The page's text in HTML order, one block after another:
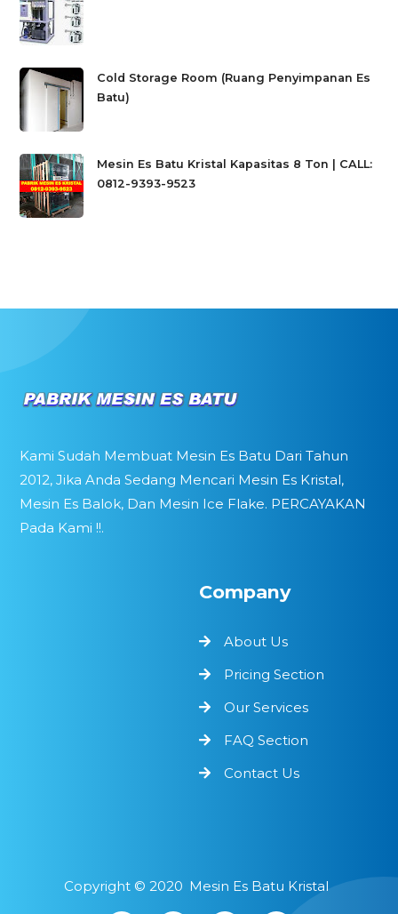
Cold Storage Room (Ruang Penyimpanan Es
Batu)
Mesin Es Batu Kristal Kapasitas 8 Ton | CALL:
0812-9393-9523
Kami Sudah Membuat Mesin Es Batu Dari Tahun
2012, Jika Anda Sedang Mencari Mesin Es Kristal,
Mesin Es Balok, Dan Mesin Ice Flake. PERCAYAKAN
Pada Kami !!.
Company
About Us
Pricing Section
Our Services
FAQ Section
Contact Us
Copyright © 2020 Mesin Es Batu Kristal